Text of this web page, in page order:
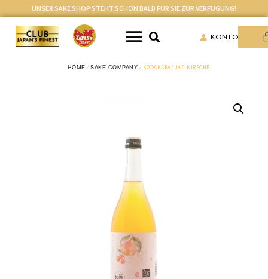
UNSER SAKE SHOP STEHT SCHON BALD FÜR SIE ZUR VERFÜGUNG!
KONTO
HOME / SAKE COMPANY / KODAKARA/ JAP. KIRSCHE